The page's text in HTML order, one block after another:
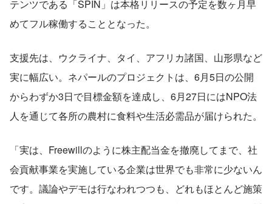
テンツである「SPIN」は本格リリースの予定を数ヶ月早
めてフル稼働することとなった。
支援先は、ウクライナ、タイ、アフリカ諸国、山形県など
実に幅広い。ネパールのプロジェクトは、6月5日の公開
からわずか3日で目標金額を達成し、6月27日にはNPO法
人を通じて各所の農村に食料や生活必需品が届けられた。
「実は、Freewillのように株主配当金を撤廃してまで、社
会貢献事業を実施している企業は世界でも非常に少ないん
です。議論やデモは行なわれつつも、どれもほとんど施策